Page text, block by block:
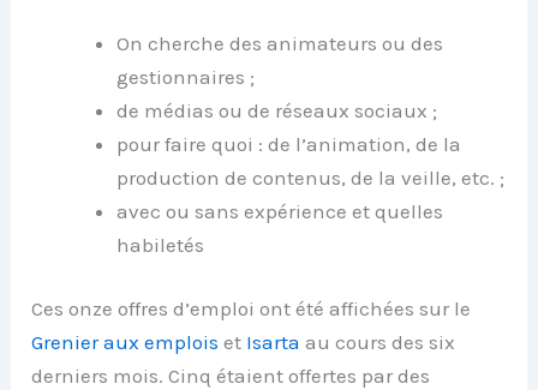
On cherche des animateurs ou des
gestionnaires ;
de médias ou de réseaux sociaux ;
pour faire quoi : de l’animation, de la
production de contenus, de la veille, etc. ;
avec ou sans expérience et quelles
habiletés
Ces onze offres d’emploi ont été affichées sur le
Grenier aux emplois et Isartaau cours des six
derniers mois. Cinq étaient offertes par des